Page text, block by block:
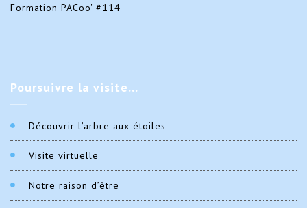
Formation PACoo' #114
Poursuivre la visite…
Découvrir l’arbre aux étoiles
Visite virtuelle
Notre raison d’être